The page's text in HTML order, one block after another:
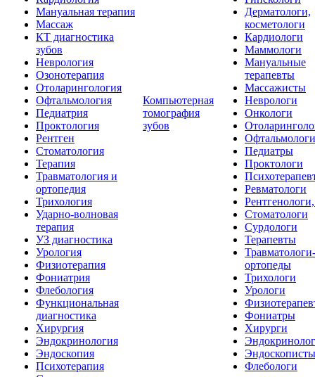
Мануальная терапия
Массаж
КТ диагностика
зубов
Неврология
Озонотерапия
Отоларингология
Офтальмология
Педиатрия
Проктология
Рентген
Стоматология
Терапия
Травматология и
ортопедия
Трихология
Ударно-волновая
терапия
УЗ диагностика
Урология
Физиотерапия
Фониатрия
Флебология
Функциональная
диагностика
Хирургия
Эндокринология
Эндоскопия
Психотерапия
Компьютерная
томография
зубов
Дерматологи,
косметологи
Кардиологи
Маммологи
Мануальные
терапевты
Массажисты
Неврологи
Онкологи
Офтальмологи
Педиатры
Проктологи
Ревматологи
Стоматологи
Сурдологи
Терапевты
Травматологи-
ортопеды
Трихологи
Урологи
Фониатры
Хирурги
Эндоскописты
Флебологи